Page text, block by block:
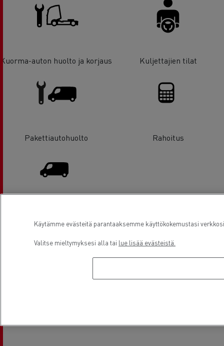
Kuorma-auton huolto ja korjaus Kuljettajien tilat
Pakettiautohuolto Rahoitus
Käytämme evästeitä parantaaksemme käyttökokemustasi
Valitse mieltymyksesi alla tai lue lisää evästeistä.